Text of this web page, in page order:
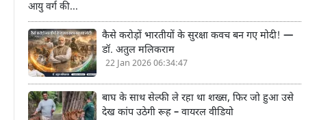
आयु वर्ग की...
कैसे करोड़ों भारतीयों के सुरक्षा कवच बन गए मोदी! —
डॉ. अतुल मलिकराम
22 Jan 2026 06:34:47
बाघ के साथ सेल्फी ले रहा था शख्स, फिर जो हुआ उसे
देख कांप उठेगी रूह – वायरल वीडियो